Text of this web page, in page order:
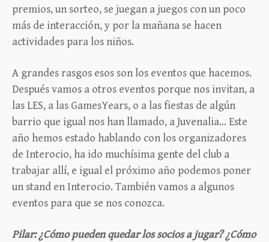
premios, un sorteo, se juegan a juegos con un poco
más de interacción, y por la mañana se hacen
actividades para los niños.
A grandes rasgos esos son los eventos que hacemos.
Después vamos a otros eventos porque nos invitan, a
las LES, a las GamesYears, o a las fiestas de algún
barrio que igual nos han llamado, a Juvenalia… Este
año hemos estado hablando con los organizadores
de Interocio, ha ido muchísima gente del club a
trabajar allí, e igual el próximo año podemos poner
un stand en Interocio. También vamos a algunos
eventos para que se nos conozca.
Pilar: ¿Cómo pueden quedar los socios a jugar? ¿Cómo